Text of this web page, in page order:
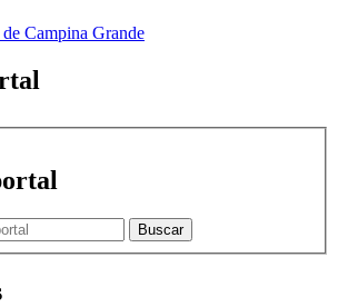
Campina Grande
Buscar